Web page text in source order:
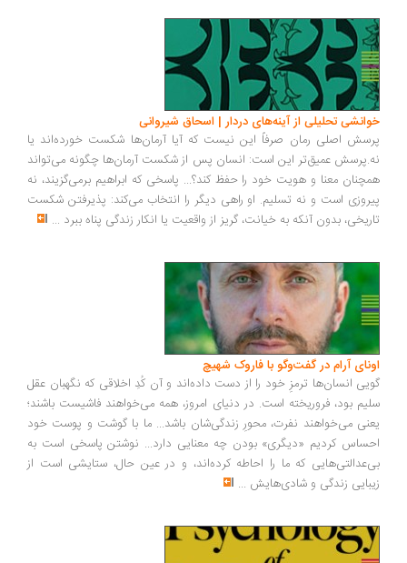
تحلیلی از آینه‌های دردار | اسحاق شیروانی
اصلی رمان صرفاً این نیست که آیا آرمان‌ها شکست خورده‌اند یا
عمیق‌تر این است: انسان پس از شکست آرمان‌ها چگونه می‌تواند
معنا و هویت خود را حفظ کند؟... پاسخی که ابراهیم برمی‌گزیند، نه
است و نه تسلیم. او راهی دیگر را انتخاب می‌کند: پذیرفتن شکست
بدون آنکه به خیانت، گریز از واقعیت یا انکار زندگی پناه ببرد...
آرام در گفت‌وگو با فاروک شهیچ‭
انسان‌ها ترمزِ خود را از دست داده‌اند و آن کُدِ اخلاقی که نگهبان عقل
بود، فروریخته است. در دنیای امروز، همه می‌خواهند فاشیست باشند؛
می‌خواهند نفرت، محورِ زندگی‌شان باشد... ما با گوشت و پوست خود
کردیم «دیگری» بودن چه معنایی دارد... نوشتن پاسخی است به
که ما را احاطه کرده‌اند، و در عین حال، ستایشی است از
زندگی و شادی‌هایش...